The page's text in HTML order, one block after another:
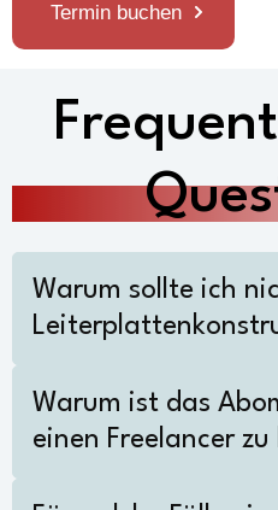
Termin buchen
Warum sollte ich
Warum ist das
einen Freelancer